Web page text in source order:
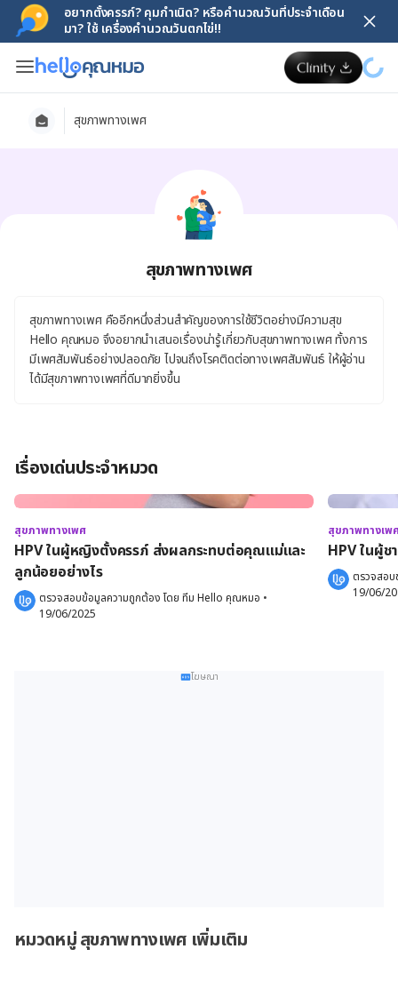
อยากตั้งครรภ์? คุมกำเนิด? หรือคำนวณวันที่ประจำเดือน
มา? ใช้ เครื่องคำนวณวันตกไข่!!
สุขภาพทางเพศ
สุขภาพทางเพศ
สุขภาพทางเพศ คืออีกหนึ่งส่วนสำคัญของการใช้ชีวิตอย่างมีความสุข
Hello คุณหมอ จึงอยากนำเสนอเรื่องน่ารู้เกี่ยวกับสุขภาพทางเพศ ทั้งการ
มีเพศสัมพันธ์อย่างปลอดภัย ไปจนถึงโรคติดต่อทางเพศสัมพันธ์ ให้ผู้อ่าน
ได้มีสุขภาพทางเพศที่ดีมากยิ่งขึ้น
เรื่องเด่นประจำหมวด
สุขภาพทางเพศ
HPV ในผู้หญิงตั้งครรภ์ ส่งผลกระทบต่อคุณแม่และ
ลูกน้อยอย่างไร
ตรวจสอบข้อมูลความถูกต้อง โดย ทีม Hello คุณหมอ •
19/06/2025
สุขภาพทางเพ
HPV ในผู้
ตรวจสอ
19/06/
โฆษณา
หมวดหมู่ สุขภาพทางเพศ เพิ่มเติม